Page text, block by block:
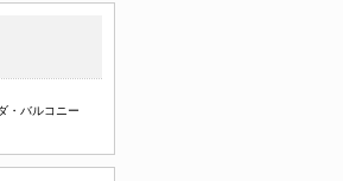
・バルコニー